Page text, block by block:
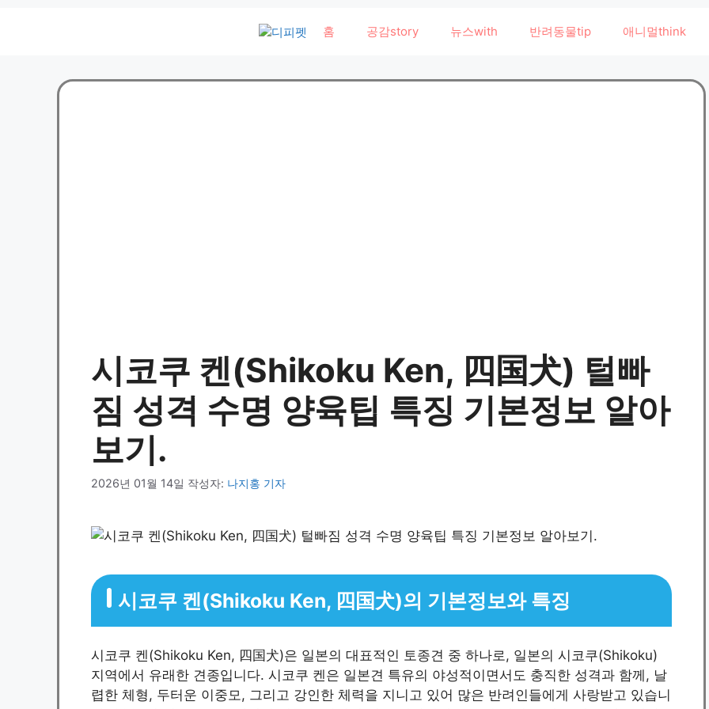
홈 공감story 뉴스with 반려동물tip 애니멀think
시코쿠 켄(Shikoku Ken, 四国犬) 털빠
짐 성격 수명 양육팁 특징 기본정보 알아
보기.
2026년 01월 14일 작성자: 나지홍 기자
시코쿠 켄(Shikoku Ken, 四国犬)의 기본정보와 특징
시코쿠 켄(Shikoku Ken, 四国犬)은 일본의 대표적인 토종견 중 하나로, 일본의 시코쿠(Shikoku)
지역에서 유래한 견종입니다. 시코쿠 켄은 일본견 특유의 야성적이면서도 충직한 성격과 함께, 날
렵한 체형, 두터운 이중모, 그리고 강인한 체력을 지니고 있어 많은 반려인들에게 사랑받고 있습니